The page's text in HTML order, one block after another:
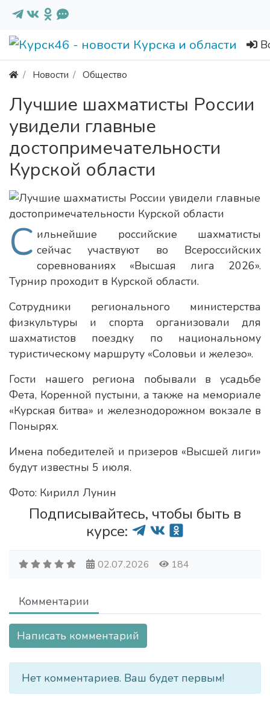
Новости Общество
Лучшие шахматисты России
увидели главные
достопримечательности
Курской области
С ильнейшие российские шахматисты
сейчас участвуют во Всероссийских
соревнованиях «Высшая лига 2026».
Турнир проходит в Курской области.
Сотрудники регионального министерства
физкультуры и спорта организовали для
шахматистов поездку по национальному
туристическому маршруту «Соловьи и железо».
Гости нашего региона побывали в усадьбе
Фета, Коренной пустыни, а также на мемориале
«Курская битва» и железнодорожном вокзале в
Понырях.
Имена победителей и призеров «Высшей лиги»
будут известны 5 июля.
Фото: Кирилл Лунин
Подписывайтесь, чтобы быть в
курсе:
02.07.2026 184
Комментарии
Написать комментарий
Нет комментариев. Ваш будет первым!